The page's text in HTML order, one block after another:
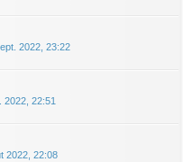
2022, 23:22
2022, 22:51
2022, 22:08